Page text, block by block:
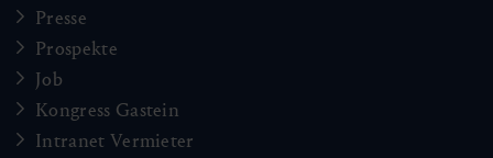
Presse
Prospekte
Job
Kongress Gastein
Intranet Vermieter